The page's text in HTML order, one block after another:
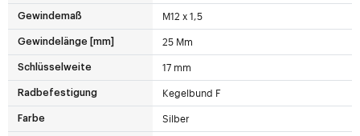
Gewindemaß M12 x 1,5
Gewindelänge [mm] 25 Mm
Schlüsselweite 17 mm
Radbefestigung Kegelbund F
Farbe Silber